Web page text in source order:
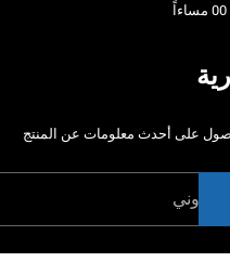
على أحدث معلومات عن المنتج